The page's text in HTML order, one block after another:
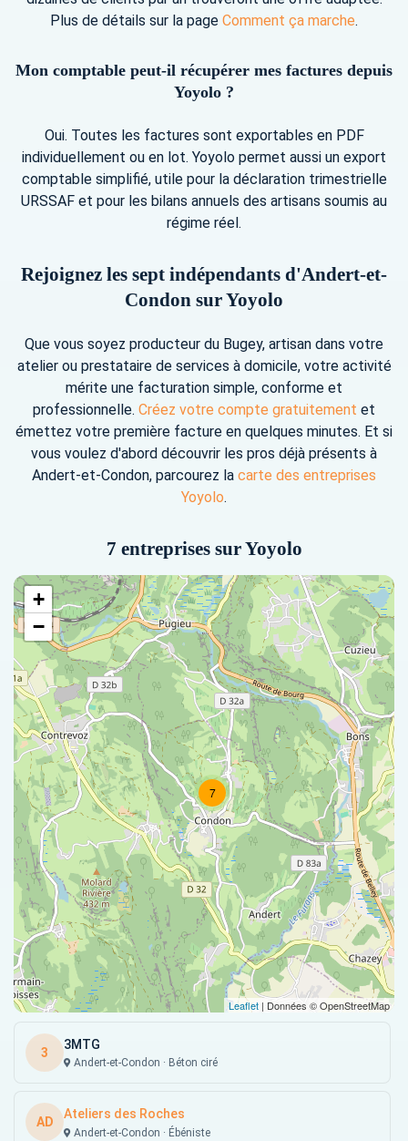
Plus de détails sur la page Comment ça marche.
Mon comptable peut-il récupérer mes factures depuis
Yoyolo ?
Oui. Toutes les factures sont exportables en PDF
individuellement ou en lot. Yoyolo permet aussi un export
comptable simplifié, utile pour la déclaration trimestrielle
URSSAF et pour les bilans annuels des artisans soumis au
régime réel.
Rejoignez les sept indépendants d'Andert-et-
Condon sur Yoyolo
Que vous soyez producteur du Bugey, artisan dans votre
atelier ou prestataire de services à domicile, votre activité
mérite une facturation simple, conforme et
professionnelle. Créez votre compte gratuitement et
émettez votre première facture en quelques minutes. Et si
vous voulez d'abord découvrir les pros déjà présents à
Andert-et-Condon, parcourez la carte des entreprises
Yoyolo.
7 entreprises sur Yoyolo
7
+
−
Leaflet | Données © OpenStreetMap
3
3MTG
Andert-et-Condon · Béton ciré
AD
Ateliers des Roches
Andert-et-Condon · Ébéniste